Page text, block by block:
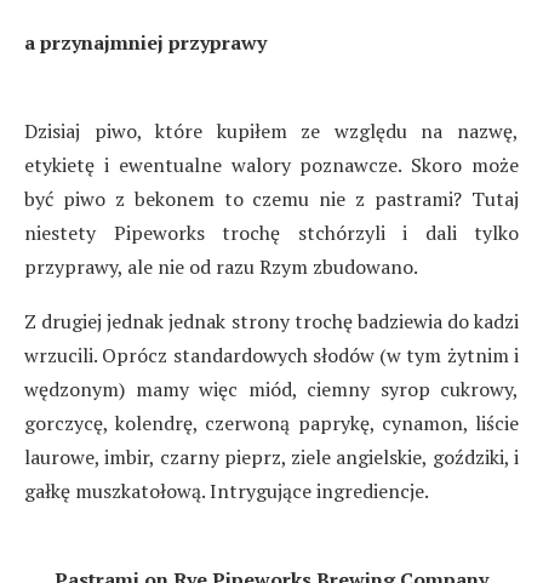
a przynajmniej przyprawy
Dzisiaj piwo, które kupiłem ze względu na nazwę,
etykietę i ewentualne walory poznawcze. Skoro może
być piwo z bekonem to czemu nie z pastrami? Tutaj
niestety Pipeworks trochę stchórzyli i dali tylko
przyprawy, ale nie od razu Rzym zbudowano.
Z drugiej jednak jednak strony trochę badziewia do kadzi
wrzucili. Oprócz standardowych słodów (w tym żytnim i
wędzonym) mamy więc miód, ciemny syrop cukrowy,
gorczycę, kolendrę, czerwoną paprykę, cynamon, liście
laurowe, imbir, czarny pieprz, ziele angielskie, goździki, i
gałkę muszkatołową. Intrygujące ingrediencje.